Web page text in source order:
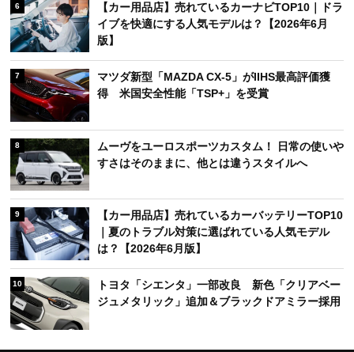
6
【カー用品店】売れているカーナビTOP10｜ドラ
イブを快適にする人気モデルは？【2026年6月
版】
7
マツダ新型「MAZDA CX-5」がIIHS最高評価獲
得 米国安全性能「TSP+」を受賞
8
ムーヴをユーロスポーツカスタム！ 日常の使いや
すさはそのままに、他とは違うスタイルへ
9
【カー用品店】売れているカーバッテリーTOP10
｜夏のトラブル対策に選ばれている人気モデル
は？【2026年6月版】
10
トヨタ「シエンタ」一部改良 新色「クリアベー
ジュメタリック」追加＆ブラックドアミラー採用